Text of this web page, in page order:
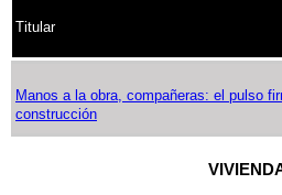
Titular
Manos a la obra, compañeras: el pulso
construcción